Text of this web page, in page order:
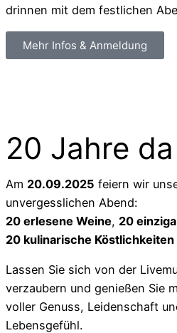
drinnen mit dem festlichen
Mehr Infos & Anmeldung
20 Jahre
Am 20.09.2025 feiern wir
unvergesslichen Abend:
20 erlesene Weine, 20
20 kulinarische Köstlichkeiten
Lassen Sie sich von der
verzaubern und genießen Sie
voller Genuss, Leidenschaft
Lebensgefühl.